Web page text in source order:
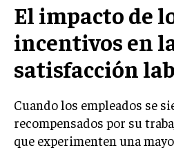
IMPORTACIÓN Y
ALIANZAS
TECNOLOGIA
GESTIÓN DE LA
TRANSFORMACIÓN
El impacto de
incentivos en
satisfacción
Cuando los empleados se
recompensados por su
que experimenten una